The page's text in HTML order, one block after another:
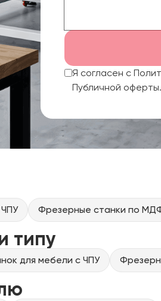
Я согласен с
Публичной оферты.
Фрезерные станки по
типу
для мебели с ЧПУ